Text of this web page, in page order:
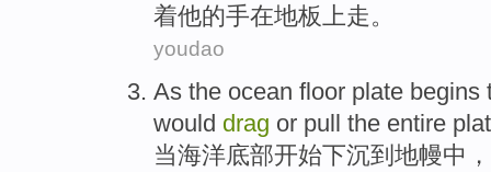
着他的手在地板上走。
youdao
As the ocean floor plate begins
would drag or pull the entire
当海洋底部开始下沉到 地幔中，